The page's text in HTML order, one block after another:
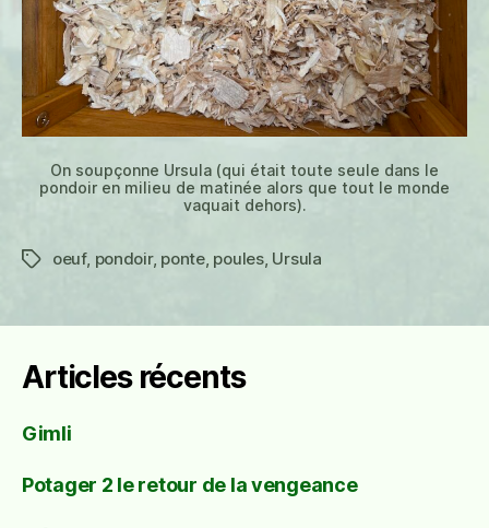
On soupçonne Ursula (qui était toute seule dans le
pondoir en milieu de matinée alors que tout le monde
vaquait dehors).
Étiquettes
oeuf, pondoir, ponte, poules, Ursula
Articles récents
Gimli
Potager 2 le retour de la vengeance